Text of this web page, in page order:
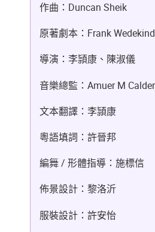
作曲：Duncan Sheik
原著劇本：Frank Wedekind
導演：李頴康、陳淑儀
音樂總監：Amuer M
文本翻譯：李頴康
粵語填詞：許晉邦
編舞 / 形體指導：施標信
佈景設計：黎洛沂
服裝設計：許安怡